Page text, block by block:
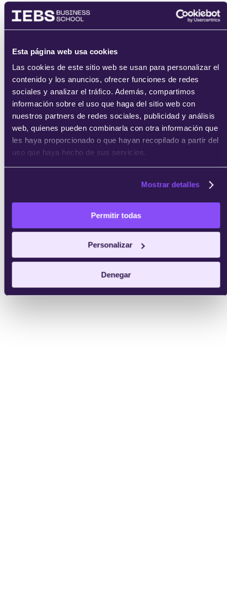
Esta página web usa cookies
Las cookies de este sitio web se usan para personalizar el
contenido y los anuncios, ofrecer funciones de redes
sociales y analizar el tráfico. Además, compartimos
información sobre el uso que haga del sitio web con
nuestros partners de redes sociales, publicidad y análisis
web, quienes pueden combinarla con otra información que
les haya proporcionado o que hayan recopilado a partir del
uso que haya hecho de sus servicios.
Mostrar detalles
Permitir todas
Personalizar
Denegar
Nombre
Email
He leído y aceptolostérminos del servicioy lapolítica de
privacidad